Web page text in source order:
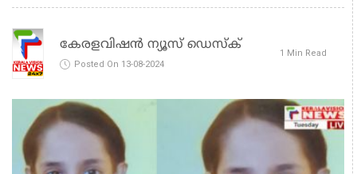
കേരളവിഷൻ ന്യൂസ് ഡെസ്‌ക്
Posted On 13-08-2024
1 Min Read